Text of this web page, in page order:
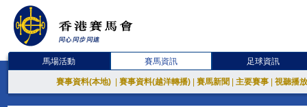
馬場活動 賽馬資訊 足球資訊
賽事資料(本地) 賽事資料(越洋轉播) 賽馬新聞 主要賽事 視聽播